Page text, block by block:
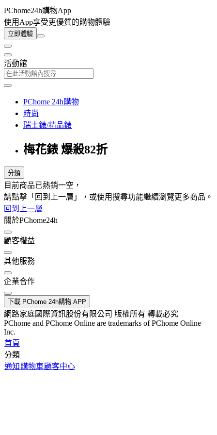
PChome24h購物App
使用App享受更優質的購物體驗
立即體驗
活動館
PChome 24h購物
時尚
瑞士錶/精品錶
梅花錶 爆殺82折
分類
目前商品已熱銷一空，
請點擊「回到上一層」，或使用搜尋功能繼續瀏覽更多商品。
回到上一層
關於PChome24h
顧客權益
其他服務
企業合作
下載 PChome 24h購物 APP
網路家庭國際資訊股份有限公司 版權所有 轉載必究
PChome and PChome Online are trademarks of PChome Online
Inc.
首頁
分類
通知 購物車顧客中心